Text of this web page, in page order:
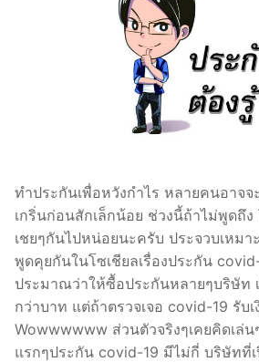
ทำประกันเพื่อหวังกำไร หลายคนอาจจ
เกริ่นก่อนสักเล็กน้อย ช่วงนี้ถ้าไม่พูดถึ
เชยๆกันไปหน่อยนะครับ ประจวบเหมา
พูดคุยกันในโซเชียลเรื่องประกัน
ประมาณว่าให้ซื้อประกันหลายๆบริษัท
กว่าบาท แต่ถ้าตรวจเจอ covid-19 รับ
Wowwwwww ส่วนตัวจริงๆเคยคิดเล่น
แรกๆประกัน covid-19 มีไม่กี่ บริษัทที่